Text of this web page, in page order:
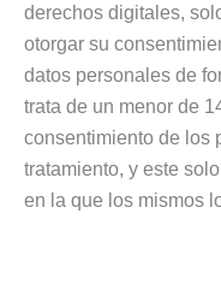
derechos digitales,
otorgar su
datos personales de
trata de un menor de
consentimiento de los
tratamiento, y este
en la que los mismos